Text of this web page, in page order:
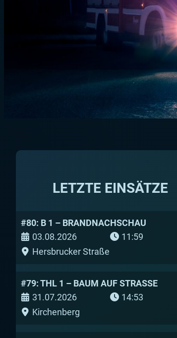
LETZTE EINSÄTZE
#80: B 1 – BRANDNACHSCHAU
03.08.2026
11:59
Hersbrucker Straße
#79: THL 1 – BAUM AUF STRASSE
31.07.2026
14:53
Kirchenberg